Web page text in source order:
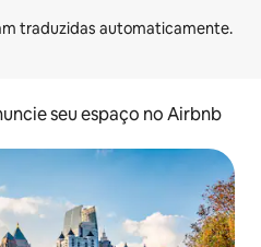
seu espaço no Airbnb